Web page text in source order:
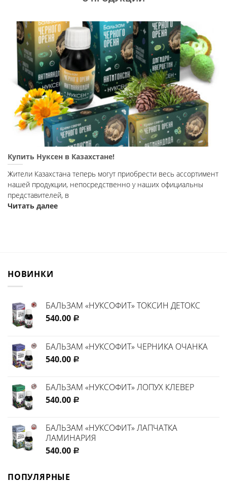
Купить Нуксен в Казахстане!
Жители Казахстана теперь могут приобрести весь ассортимент
нашей продукции, непосредственно у наших официальны
представителей, в
Читать далее
НОВИНКИ
БАЛЬЗАМ «НУКСОФИТ» ТОКСИН ДЕТОКС
540.00 Р
БАЛЬЗАМ «НУКСОФИТ» ЧЕРНИКА ОЧАНКА
540.00 Р
БАЛЬЗАМ «НУКСОФИТ» ЛОПУХ КЛЕВЕР
540.00 Р
БАЛЬЗАМ «НУКСОФИТ» ЛАПЧАТКА
ЛАМИНАРИЯ
540.00 Р
ПОПУЛЯРНЫЕ